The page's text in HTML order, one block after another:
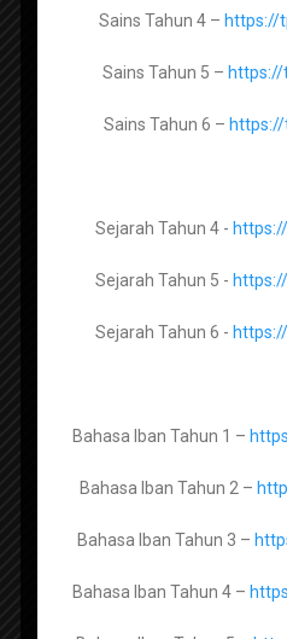
Himpunan Ujian
Akademik Tahun 6
Geografi Tingkatan 1 –
Geografi Tingkatan 2 -
Sejarah Tingkatan 1 –
Sejarah Tingkatan 2 -
Sejarah Tingkatan 4 –
Sejarah Tingkatan 5 –
Pendidikan
https://
Sains Tahun 4 – https://
Sains Tahun 5 –
Sains Tahun 6 –
Sejarah Tahun 4 -
Sejarah Tahun 5 -
Sejarah Tahun 6 -
Bahasa Iban Tahun 1 –
Bahasa Iban Tahun 2 –
Bahasa Iban Tahun 3 –
Bahasa Iban Tahun 4 –